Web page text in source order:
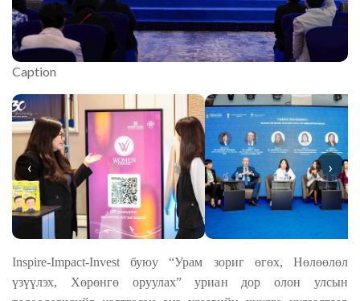
Caption
‹ ›
Inspire-Impact-Invest
буюу “Урам зориг өгөх, Нөлөөлөл
үзүүлэх, Хөрөнгө оруулах” уриан дор олон улсын